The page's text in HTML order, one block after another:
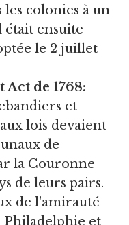
colonies à un
était ensuite
le 2 juillet
de 1768:
et
lois devaient
de
la Couronne
de leurs pairs.
de l'amirauté
Philadelphie et